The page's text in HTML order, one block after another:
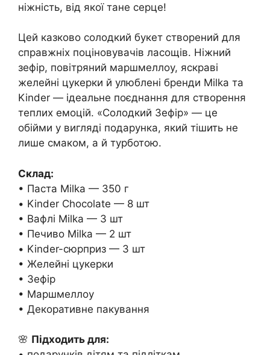
ніжність, від якої тане серце!
Цей казково солодкий букет створений для
справжніх поціновувачів ласощів. Ніжний
зефір, повітряний маршмеллоу, яскраві
желейні цукерки й улюблені бренди Milka та
Kinder — ідеальне поєднання для створення
теплих емоцій. «Солодкий Зефір» — це
обійми у вигляді подарунка, який тішить не
лише смаком, а й турботою.
Склад:
• Паста Milka — 350 г
• Kinder Chocolate — 8 шт
• Вафлі Milka — 3 шт
• Печиво Milka — 2 шт
• Kinder-сюрприз — 3 шт
• Желейні цукерки
• Зефір
• Маршмеллоу
• Декоративне пакування
🌸 Підходить для: